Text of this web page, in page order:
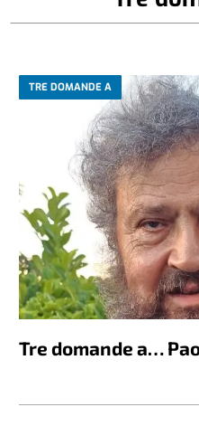
TRE DOMANDE A
Tre domande a…